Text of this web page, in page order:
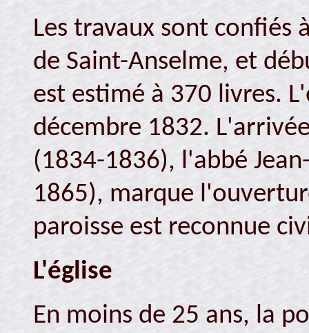
Les travaux sont confiés
de Saint-Anselme, et
est estimé à 370 livres.
décembre 1832.
(1834-1836), l'abbé
1865), marque
paroisse est reconnue
L'église
En moins de 25 ans, la